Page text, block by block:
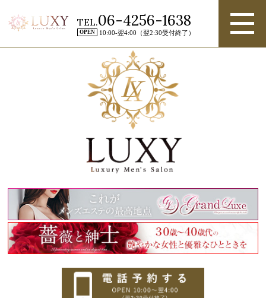
TEL.06-4256-1638
OPEN 10:00-翌4:00（翌2:30受付終了）